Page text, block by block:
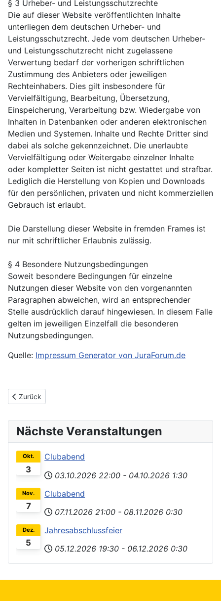
§ 3 Urheber- und Leistungsschutzrechte
Die auf dieser Website veröffentlichten Inhalte
unterliegen dem deutschen Urheber- und
Leistungsschutzrecht. Jede vom deutschen Urheber-
und Leistungsschutzrecht nicht zugelassene
Verwertung bedarf der vorherigen schriftlichen
Zustimmung des Anbieters oder jeweiligen
Rechteinhabers. Dies gilt insbesondere für
Vervielfältigung, Bearbeitung, Übersetzung,
Einspeicherung, Verarbeitung bzw. Wiedergabe von
Inhalten in Datenbanken oder anderen elektronischen
Medien und Systemen. Inhalte und Rechte Dritter sind
dabei als solche gekennzeichnet. Die unerlaubte
Vervielfältigung oder Weitergabe einzelner Inhalte
oder kompletter Seiten ist nicht gestattet und strafbar.
Lediglich die Herstellung von Kopien und Downloads
für den persönlichen, privaten und nicht kommerziellen
Gebrauch ist erlaubt.
Die Darstellung dieser Website in fremden Frames ist
nur mit schriftlicher Erlaubnis zulässig.
§ 4 Besondere Nutzungsbedingungen
Soweit besondere Bedingungen für einzelne
Nutzungen dieser Website von den vorgenannten
Paragraphen abweichen, wird an entsprechender
Stelle ausdrücklich darauf hingewiesen. In diesem Falle
gelten im jeweiligen Einzelfall die besonderen
Nutzungsbedingungen.
Quelle: Impressum Generator von JuraForum.de
Vorheriger Beitrag: Datenschutzerklärung
Zurück
Nächste Veranstaltungen
3
Okt.
Clubabend
03.10.2026 22:00 - 04.10.2026 1:30
7
Nov.
Clubabend
07.11.2026 21:00 - 08.11.2026 0:30
5
Dez.
Jahresabschlussfeier
05.12.2026 19:30 - 06.12.2026 0:30